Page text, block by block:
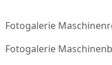
Fotogalerie
Fotogalerie